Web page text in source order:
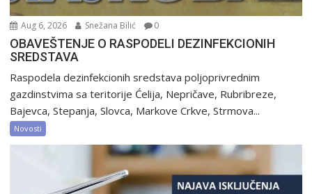
Aug 6, 2026 Snežana Bilić 0
OBAVEŠTENJE O RASPODELI DEZINFEKCIONIH
SREDSTAVA
Raspodela dezinfekcionih sredstava poljoprivrednim
gazdinstvima sa teritorije Ćelija, Nepričave, Rubribreze,
Bajevca, Stepanja, Slovca, Markove Crkve, Strmova...
Novosti